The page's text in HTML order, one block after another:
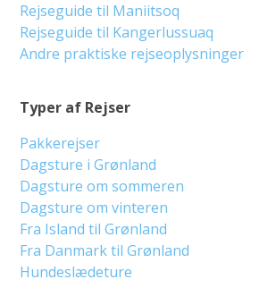
Typer af Rejser
Pakkerejser
Dagsture i Grønland
Dagsture om sommeren
Dagsture om vinteren
Fra Island til Grønland
Fra Danmark til Grønland
Hundeslædeture
Rejseguide til Maniitsoq
Rejseguide til Kangerlussuaq
Andre praktiske rejseoplysninger